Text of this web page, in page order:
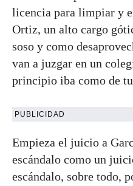
licencia para limpiar y
Ortiz, un alto cargo
soso y como
van a juzgar en un
principio iba como de
PUBLICIDAD
Empieza el juicio a
escándalo como un
escándalo, sobre todo,